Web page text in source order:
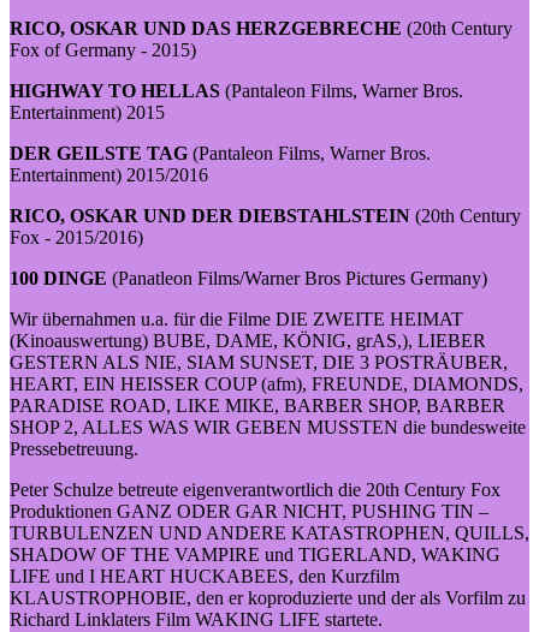
RICO, OSKAR UND DAS HERZGEBRECHE (20th Century
Fox of Germany - 2015)
HIGHWAY TO HELLAS (Pantaleon Films, Warner Bros.
Entertainment) 2015
DER GEILSTE TAG (Pantaleon Films, Warner Bros.
Entertainment) 2015/2016
RICO, OSKAR UND DER DIEBSTAHLSTEIN (20th Century
Fox - 2015/2016)
100 DINGE (Panatleon Films/Warner Bros Pictures Germany)
Wir übernahmen u.a. für die Filme DIE ZWEITE HEIMAT
(Kinoauswertung) BUBE, DAME, KÖNIG, grAS,), LIEBER
GESTERN ALS NIE, SIAM SUNSET, DIE 3 POSTRÄUBER,
HEART, EIN HEISSER COUP (afm), FREUNDE, DIAMONDS,
PARADISE ROAD, LIKE MIKE, BARBER SHOP, BARBER
SHOP 2, ALLES WAS WIR GEBEN MUSSTEN die bundesweite
Pressebetreuung.
Peter Schulze betreute eigenverantwortlich die 20th Century Fox
Produktionen GANZ ODER GAR NICHT, PUSHING TIN –
TURBULENZEN UND ANDERE KATASTROPHEN, QUILLS,
SHADOW OF THE VAMPIRE und TIGERLAND, WAKING
LIFE und I HEART HUCKABEES, den Kurzfilm
KLAUSTROPHOBIE, den er koproduzierte und der als Vorfilm zu
Richard Linklaters Film WAKING LIFE startete.